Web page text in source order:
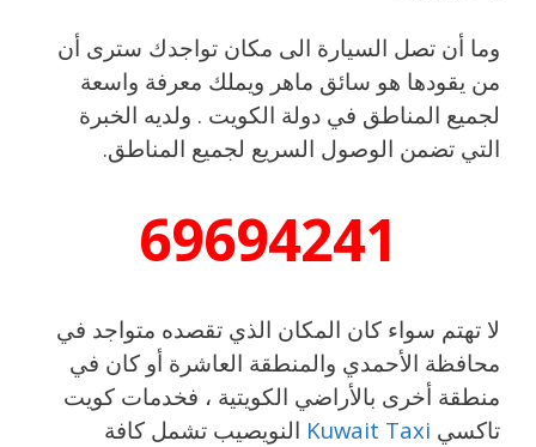
وما أن تصل السيارة الى مكان تواجدك سترى أن
من يقودها هو سائق ماهر ويملك معرفة واسعة
لجميع المناطق في دولة الكويت . ولديه الخبرة
التي تضمن الوصول السريع لجميع المناطق.
69694241
لا تهتم سواء كان المكان الذي تقصده متواجد في
محافظة الأحمدي والمنطقة العاشرة أو كان في
منطقة أخرى بالأراضي الكويتية ، فخدمات كويت
تاكسي Kuwait Taxi النويصيب تشمل كافة